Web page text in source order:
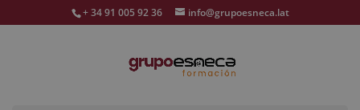
+ 34 91 005 92 36 info@grupoesneca.lat